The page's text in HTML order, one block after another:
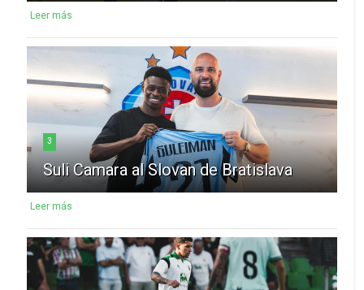
Leer más
3
Suli Camara al Slovan de Bratislava
Leer más